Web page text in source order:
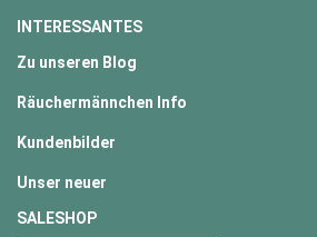
INTERESSANTES
Zu unseren Blog
Räuchermännchen Info
Kundenbilder
Unser neuer
SALESHOP